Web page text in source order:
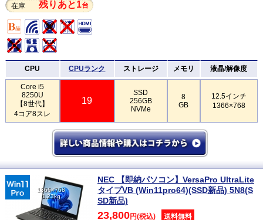
在庫 残りあと1台
CPU CPUランク ストレージ メモリ 液晶/解像度
Core i5
8250U
【8世代】
4コア8スレ
19
SSD
256GB
NVMe
8
GB
12.5インチ
1366×768
1366×768
1.23kg
NEC 【即納パソコン】VersaPro UltraLite
タイプVB (Win11pro64)(SSD新品) 5N8(S
SD新品)
23,800円(税込) 送料無料